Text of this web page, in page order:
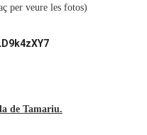
per veure les fotos)
de Tamariu.